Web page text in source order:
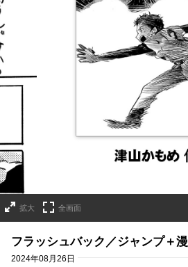
拡大 全画面
フラッシュバック／ジャンプ＋
2024年08月26日